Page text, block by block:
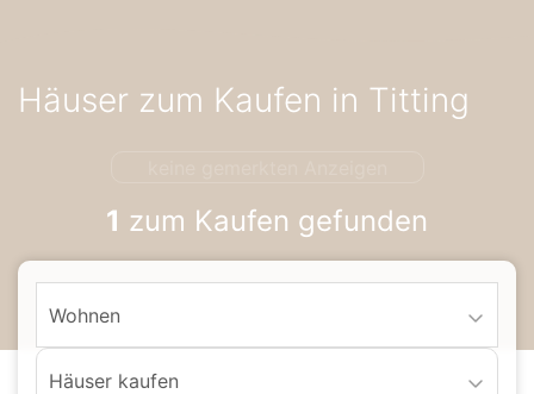
zur
Navigation
Häuser zum Kaufen in Titting
1 zum Kaufen gefunden
Wohnen
Häuser kaufen